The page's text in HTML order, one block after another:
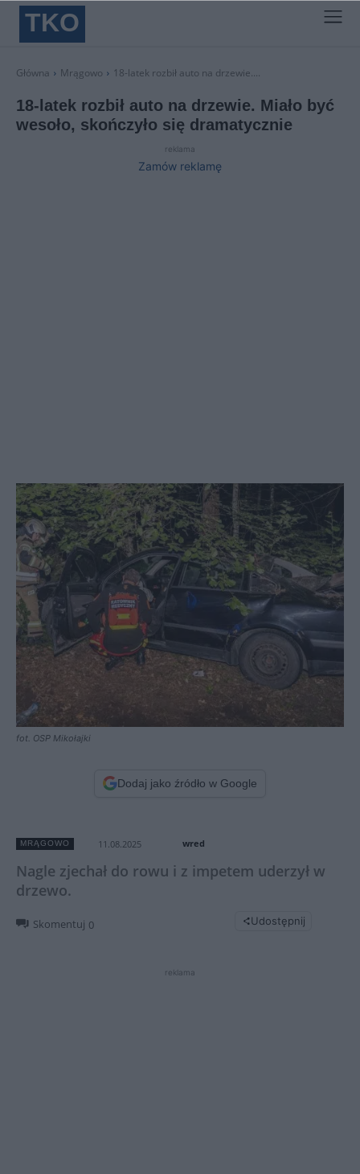
TKO
Główna Mrągowo 18-latek rozbił auto na drzewie....
18-latek rozbił auto na drzewie. Miało być
wesoło, skończyło się dramatycznie
reklama
Zamów reklamę
fot. OSP Mikołajki
Dodaj jako źródło w Google
MRĄGOWO 11.08.2025 wred
Nagle zjechał do rowu i z impetem uderzył w
drzewo.
Skomentuj 0 Udostępnij
reklama